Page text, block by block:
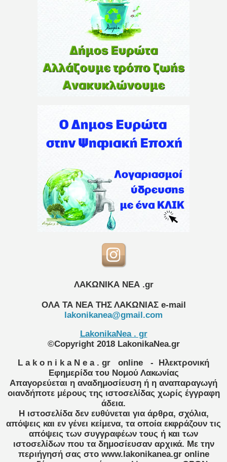
ΛΑΚΩΝΙΚΑ ΝΕΑ .gr
ΟΛΑ ΤΑ ΝΕΑ ΤΗΣ ΛΑΚΩΝΙΑΣ e-mail
lakonikanea@gmail.com
LakonikaNea . gr
©Copyright 2018 LakonikaNea.gr
L a k o n i k a N e a . gr
online
- Ηλεκτρονική
Εφημερίδα του Νομού Λακωνίας
Απαγορεύεται η αναδημοσίευση ή η αναπαραγωγή
οιανδήποτε μέρους της ιστοσελίδας χωρίς έγγραφη
άδεια.
Η ιστοσελίδα δεν ευθύνεται για άρθρα, σχόλια,
απόψεις και εν γένει κείμενα, τα οποία εκφράζουν τις
απόψεις των συγγραφέων τους ή και των
ιστοσελίδων που τα δημοσίευσαν αρχικά. Με την
περιήγησή σας στο www.lakonikanea.gr online